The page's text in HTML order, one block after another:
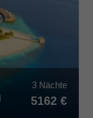
3 Nächte
5162 €